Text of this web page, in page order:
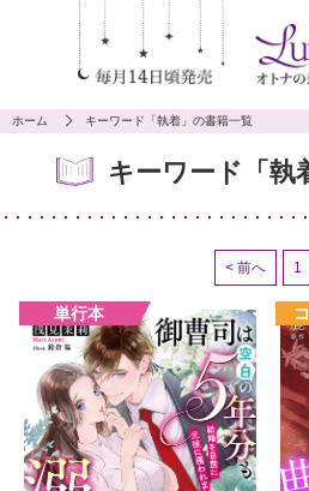
ホーム キーワード「執着」の書籍一覧
キーワード「執
< 前へ 1